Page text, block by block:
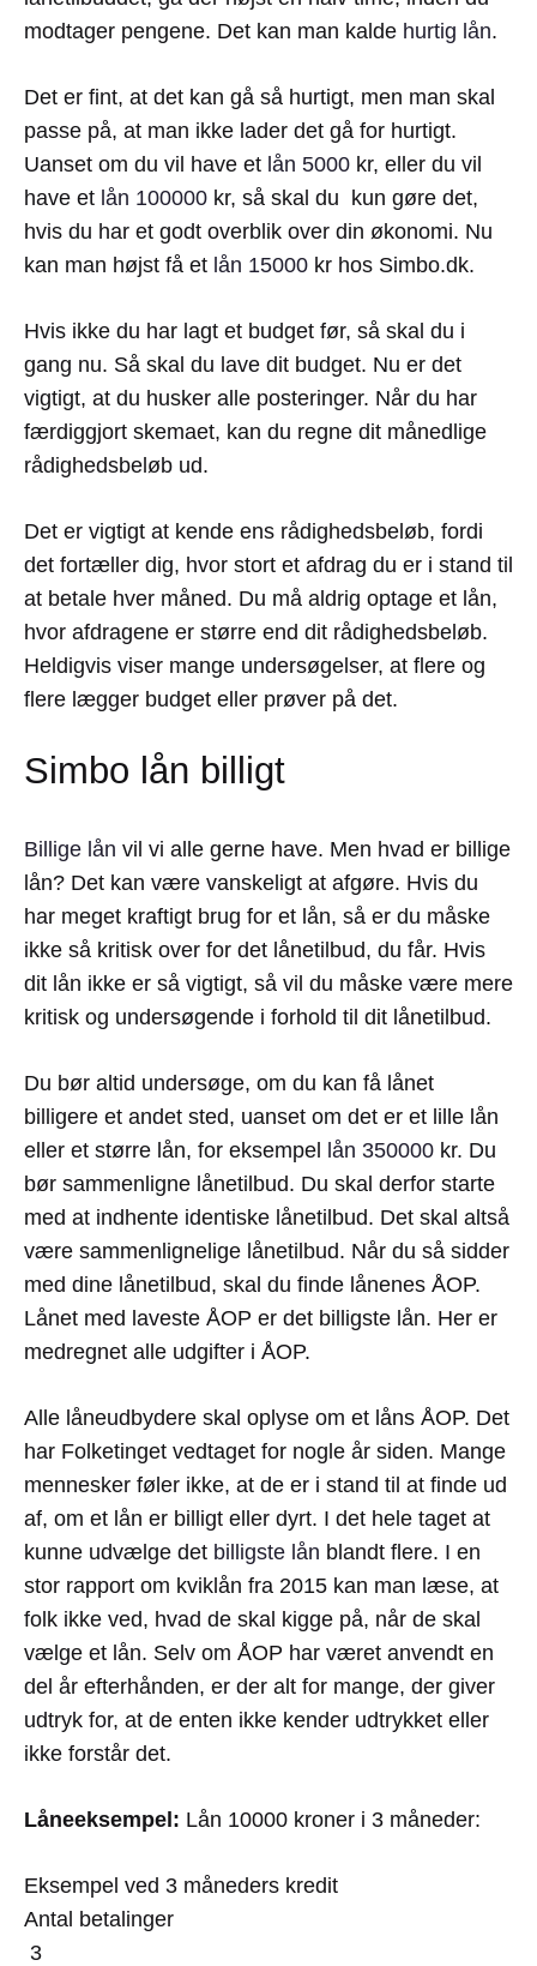
modtager pengene. Det kan man kalde hurtig lån.
Det er fint, at det kan gå så hurtigt, men man skal
passe på, at man ikke lader det gå for hurtigt.
Uanset om du vil have et lån 5000 kr, eller du vil
have et lån 100000 kr, så skal du kun gøre det,
hvis du har et godt overblik over din økonomi. Nu
kan man højst få et lån 15000 kr hos Simbo.dk.
Hvis ikke du har lagt et budget før, så skal du i
gang nu. Så skal du lave dit budget. Nu er det
vigtigt, at du husker alle posteringer. Når du har
færdiggjort skemaet, kan du regne dit månedlige
rådighedsbeløb ud.
Det er vigtigt at kende ens rådighedsbeløb, fordi
det fortæller dig, hvor stort et afdrag du er i stand til
at betale hver måned. Du må aldrig optage et lån,
hvor afdragene er større end dit rådighedsbeløb.
Heldigvis viser mange undersøgelser, at flere og
flere lægger budget eller prøver på det.
Simbo lån billigt
Billige lån vil vi alle gerne have. Men hvad er billige
lån? Det kan være vanskeligt at afgøre. Hvis du
har meget kraftigt brug for et lån, så er du måske
ikke så kritisk over for det lånetilbud, du får. Hvis
dit lån ikke er så vigtigt, så vil du måske være mere
kritisk og undersøgende i forhold til dit lånetilbud.
Du bør altid undersøge, om du kan få lånet
billigere et andet sted, uanset om det er et lille lån
eller et større lån, for eksempel
lån 350000 kr. Du
bør sammenligne lånetilbud. Du skal derfor starte
med at indhente identiske lånetilbud. Det skal altså
være sammenlignelige lånetilbud. Når du så sidder
med dine lånetilbud, skal du finde lånenes ÅOP.
Lånet med laveste ÅOP er det billigste lån. Her er
medregnet alle udgifter i ÅOP.
Alle låneudbydere skal oplyse om et låns ÅOP. Det
har Folketinget vedtaget for nogle år siden. Mange
mennesker føler ikke, at de er i stand til at finde ud
af, om et lån er billigt eller dyrt. I det hele taget at
kunne udvælge det billigste lån blandt flere. I en
stor rapport om kviklån fra 2015 kan man læse, at
folk ikke ved, hvad de skal kigge på, når de skal
vælge et lån. Selv om ÅOP har været anvendt en
del år efterhånden, er der alt for mange, der giver
udtryk for, at de enten ikke kender udtrykket eller
ikke forstår det.
Låneeksempel: Lån 10000 kroner i 3 måneder:
Eksempel ved 3 måneders kredit
Antal betalinger
3